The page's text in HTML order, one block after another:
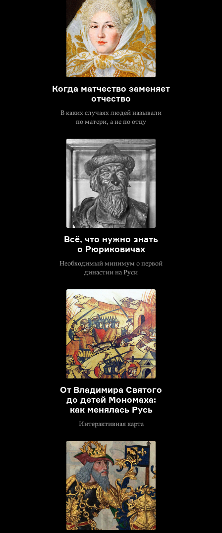
Когда матчество заменяет
отчество
В каких случаях людей называли
по матери, а не по отцу
Всё, что нужно знать
о Рюриковичах
Необходимый минимум о первой
династии на Руси
От Владимира Святого
до детей Мономаха:
как менялась Русь
Интерактивная карта